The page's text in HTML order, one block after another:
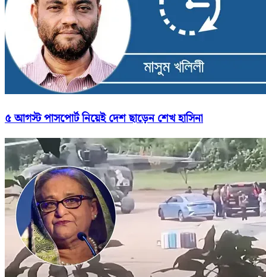
৫ আগস্ট পাসপোর্ট নিয়েই দেশ ছাড়েন শেখ হাসিনা